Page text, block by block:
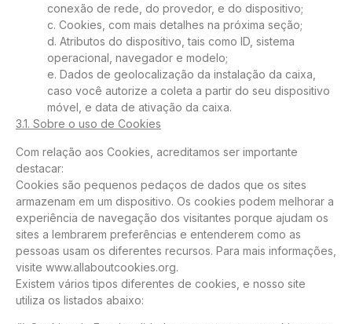
conexão de rede, do provedor, e do dispositivo;
c. Cookies, com mais detalhes na próxima seção;
d. Atributos do dispositivo, tais como ID, sistema
operacional, navegador e modelo;
e. Dados de geolocalização da instalação da caixa,
caso você autorize a coleta a partir do seu dispositivo
móvel, e data de ativação da caixa.
3.1. Sobre o uso de Cookies
Com relação aos Cookies, acreditamos ser importante
destacar:
Cookies são pequenos pedaços de dados que os sites
armazenam em um dispositivo. Os cookies podem melhorar a
experiência de navegação dos visitantes porque ajudam os
sites a lembrarem preferências e entenderem como as
pessoas usam os diferentes recursos. Para mais informações,
visite www.allaboutcookies.org.
Existem vários tipos diferentes de cookies, e nosso site
utiliza os listados abaixo: